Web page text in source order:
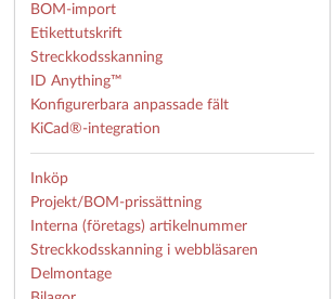
BOM-import
Etikettutskrift
Streckkodsskanning
ID Anything™
Konfigurerbara anpassade fält
KiCad®-integration
Inköp
Projekt/BOM-prissättning
Interna (företags) artikelnummer
Streckkodsskanning i webbläsaren
Delmontage